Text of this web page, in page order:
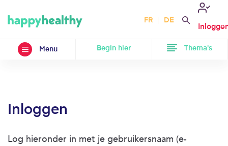
FR DE
Menu Begin hier Thema's
Inloggen
Log hieronder in met je gebruikersnaam (e-